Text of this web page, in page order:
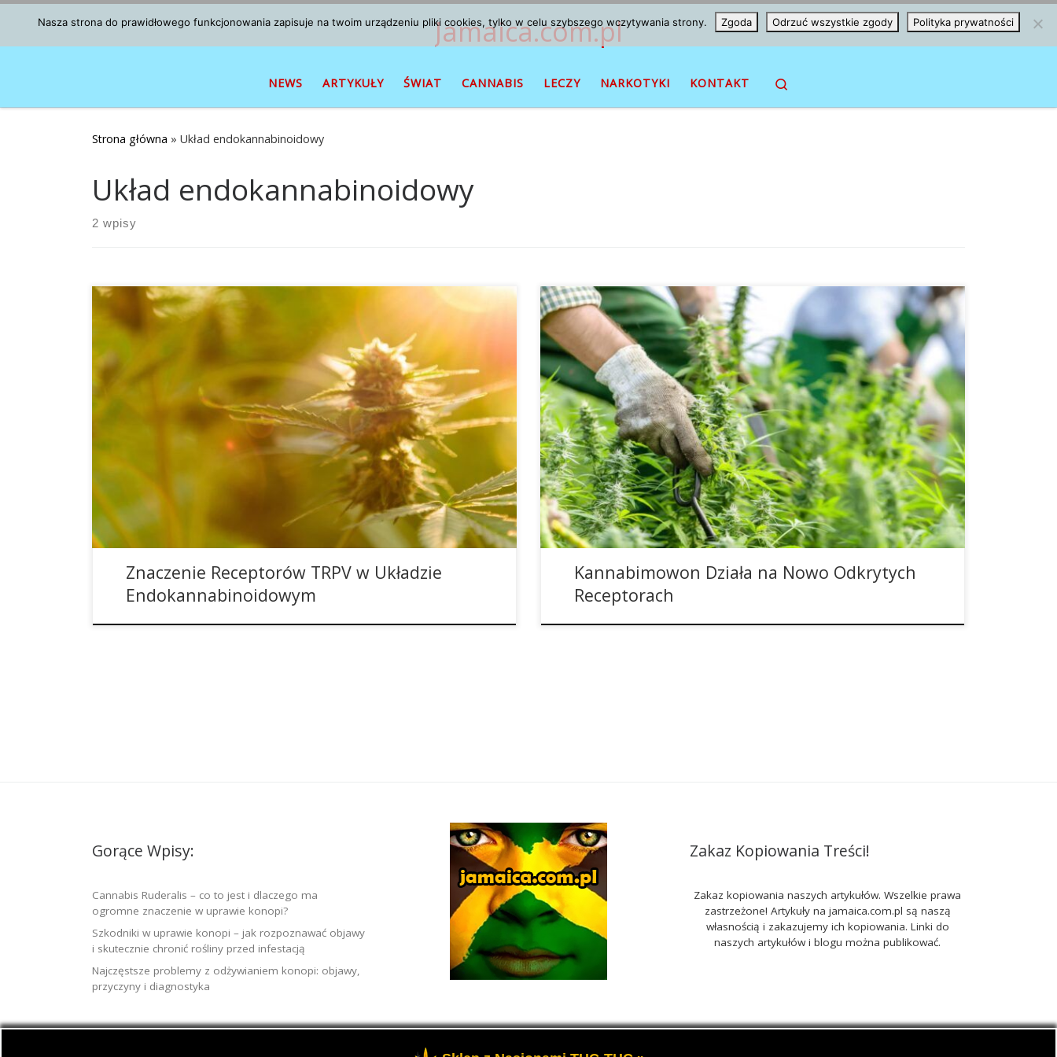
Przejdź do treści Jamaica.com.pl
NEWS ARTYKUŁY ŚWIAT CANNABIS LECZY NARKOTYKI KONTAKT
Strona główna » Układ endokannabinoidowy
Układ endokannabinoidowy
2 wpisy
Długo po odkryciu układu endokannabinoidowego uważano, że składa się on
wyłącznie ze znanych receptorów CB1 i CB2. Chociaż spełniają one główne
funkcje i służą jako główne miejsce dokowania większości znanych
kannabinoidów, to w kolejnych latach, po bliższym przyjrzeniu się, system
endokannabinoidowy okazał się znacznie bardziej złożony. Wraz z odkryciem
Znaczenie Receptorów TRPV w Układzie
Endokannabinoidowym
Rośliny konopi zawierają ponad 100 różnych kannabinoidów. Podczas gdy dwa
najważniejsze, THC i CBD, są już powszechnie znane, to stale są odkrywane
nowe, dosyć egzotyczne kannabinoidy w tej roślinie. Wiele z nich występuje
tylko w śladowych ilościach i ma niesamowite właściwości lecznicze. Jednym z
tych stosunkowo nowych kannabinoidów, o którym […]
Kannabimowon Działa na Nowo Odkrytych
Receptorach
Gorące Wpisy:
Cannabis Ruderalis – co to jest i dlaczego ma
ogromne znaczenie w uprawie konopi?
Szkodniki w uprawie konopi – jak rozpoznawać objawy
i skutecznie chronić rośliny przed infestacją
Najczęstsze problemy z odżywianiem konopi: objawy,
przyczyny i diagnostyka
Zakaz Kopiowania Treści!
Zakaz kopiowania naszych artykułów. Wszelkie prawa
zastrzeżone! Artykuły na jamaica.com.pl są naszą
własnością i zakazujemy ich kopiowania. Linki do
naszych artykułów i blogu można publikować.
Nasza strona do prawidłowego funkcjonowania zapisuje na twoim urządzeniu pliki cookies, tylko w celu szybszego wczytywania strony. Zgoda Odrzuć wszystkie zgody Polityka prywatności